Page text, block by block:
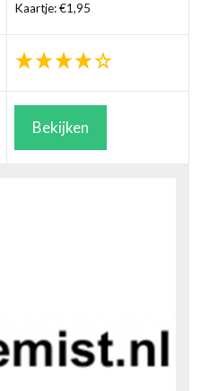
Kaartje: €1,95
Bekijken